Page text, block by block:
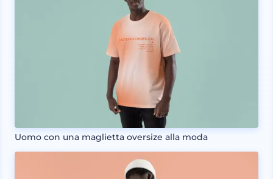
Uomo con una maglietta oversize alla moda